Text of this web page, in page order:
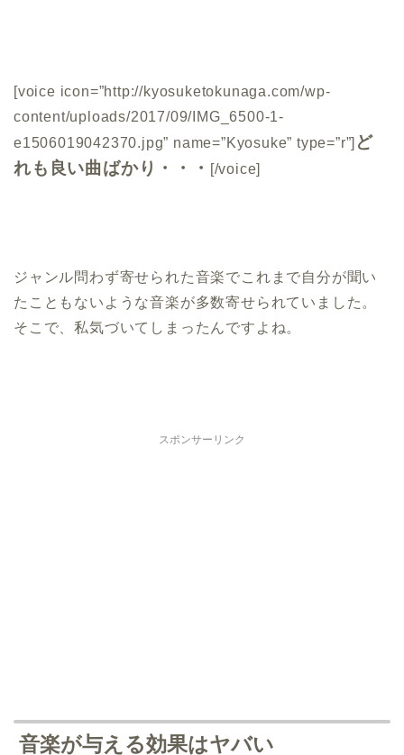
[voice icon=”http://kyosuketokunaga.com/wp-
content/uploads/2017/09/IMG_6500-1-
e1506019042370.jpg” name=”Kyosuke” type=”r”] ど
れも良い曲ばかり・・・ [/voice]
ジャンル問わず寄せられた音楽でこれまで自分が聞い
たこともないような音楽が多数寄せられていました。
そこで、私気づいてしまったんですよね。
スポンサーリンク
音楽が与える効果はヤバい